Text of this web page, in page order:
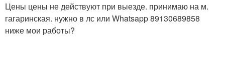
Цены цены не действуют при выезде. принимаю на м.
гагаринская. нужно в лс или Whatsapp 89130689858
ниже мои работы?